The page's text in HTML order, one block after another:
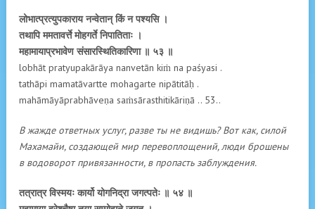
लोभात्प्रत्युपकाराय नन्वेतान् किं न पश्यसि ।
तथापि ममतावर्त्ते मोहगर्ते निपातिताः ।
महामायाप्रभावेण संसारस्थितिकारिणा ॥ ५३ ॥
lobhāt pratyupakārāya nanvetān kiṁ na paśyasi .
tathāpi mamatāvartte mohagarte nipātitāḥ .
mahāmāyāprabhāveṇa saṁsārasthitikāriṇā .. 53..
В жажде ответных услуг, разве ты не видишь? Вот как, силой
Махамайи, создающей мир перевоплощений, люди брошены
в водоворот привязанности, в пропасть заблуждения.
तत्रात्र विस्मयः कार्यो योगनिद्रा जगत्पतेः ॥ ५४ ॥